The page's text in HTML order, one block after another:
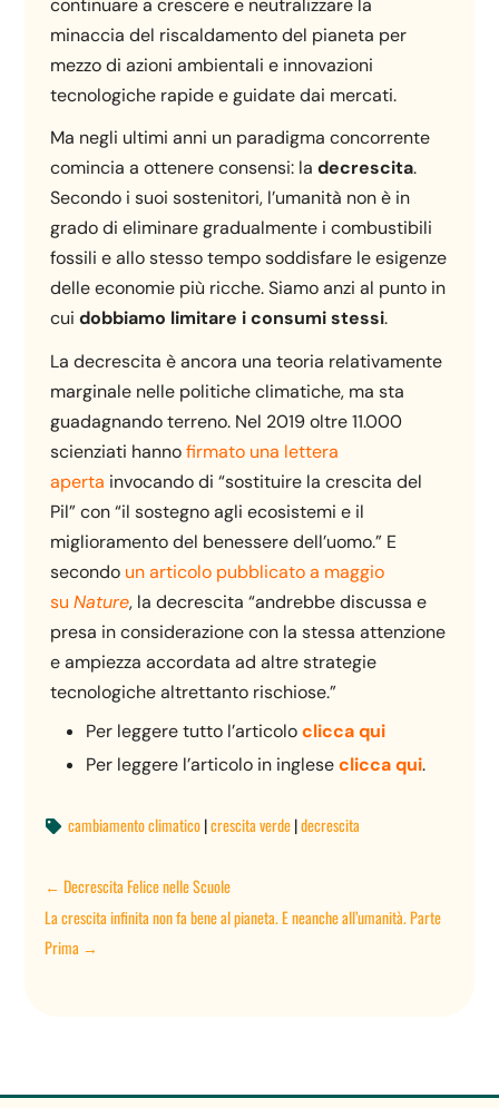
continuare a crescere e neutralizzare la
minaccia del riscaldamento del pianeta per
mezzo di azioni ambientali e innovazioni
tecnologiche rapide e guidate dai mercati.
Ma negli ultimi anni un paradigma concorrente
comincia a ottenere consensi: ladecrescita.
Secondo i suoi sostenitori, l’umanità non è in
grado di eliminare gradualmente i combustibili
fossili e allo stesso tempo soddisfare le esigenze
delle economie più ricche. Siamo anzi al punto in
cuidobbiamo limitare i consumi stessi.
La decrescita è ancora una teoria relativamente
marginale nelle politiche climatiche, ma sta
guadagnando terreno. Nel 2019 oltre 11.000
scienziati hannofirmato una lettera
aperta invocando di “sostituire la crescita del
Pil” con “il sostegno agli ecosistemi e il
miglioramento del benessere dell’uomo.” E
secondo un articolo pubblicato a maggio
suNature, la decrescita “andrebbe discussa e
presa in considerazione con la stessa attenzione
e ampiezza accordata ad altre strategie
tecnologiche altrettanto rischiose.”
Per leggere tutto l’articoloclicca qui
Per leggere l’articolo in ingleseclicca qui.
 cambiamento climatico|crescita verde|decrescita
←Decrescita Felice nelle Scuole
La crescita infinita non fa bene al pianeta. E neanche all’umanità. Parte
Prima →